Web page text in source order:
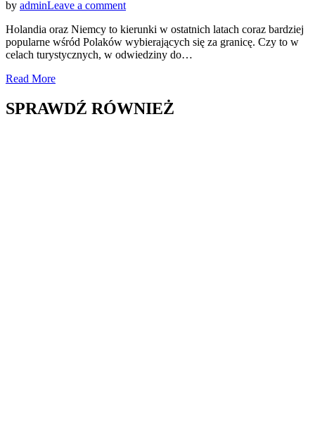
by adminLeave a commenton
i
oszczędność,
czyli
Włocławek
Holandia oraz Niemcy to kierunki w ostatnich latach coraz bardziej
popularne wśród Polaków wybierających się za granicę. Czy to w
celach turystycznych, w odwiedziny do…
Read More
SPRAWDŹ RÓWNIEŻ